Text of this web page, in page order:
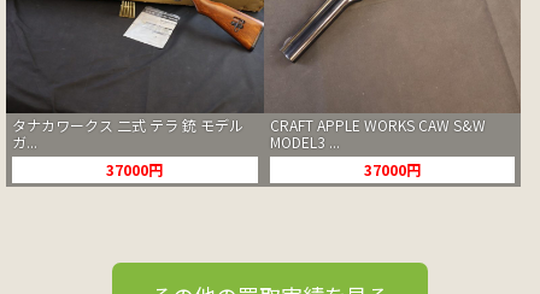
タナカワークス 二式 テラ 銃 モデル
ガ...
37000円
CRAFT APPLE WORKS CAW S&W
MODEL3 ...
37000円